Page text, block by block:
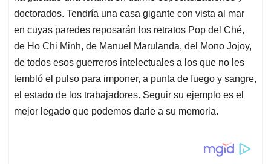
doctorados. Tendría una casa gigante con vista al mar
en cuyas paredes reposarán los retratos Pop del Ché,
de Ho Chi Minh, de Manuel Marulanda, del Mono Jojoy,
de todos esos guerreros intelectuales a los que no les
tembló el pulso para imponer, a punta de fuego y sangre,
el estado de los trabajadores. Seguir su ejemplo es el
mejor legado que podemos darle a su memoria.